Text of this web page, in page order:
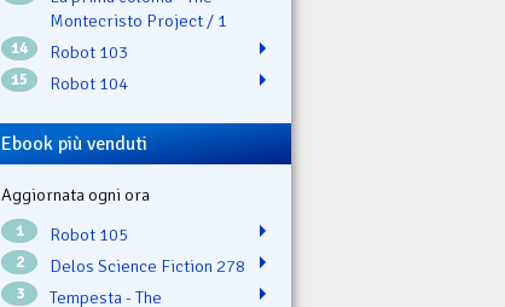
Montecristo Project / 1
14 Robot 103
15 Robot 104
Ebook più venduti
Aggiornata ogni ora
1 Robot 105
2 Delos Science Fiction 278
3
Tempesta - The